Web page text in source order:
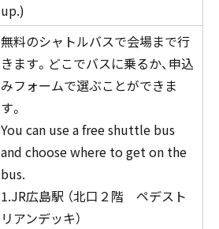
up.)
無料のシャトルバスで会場まで行
きます。どこでバスに乗るか、申込
みフォームで選ぶことができま
す。
You can use a free shuttle bus
and choose where to get on the
bus.
1.JR広島駅 （北口２階 ペデスト
リアンデッキ）